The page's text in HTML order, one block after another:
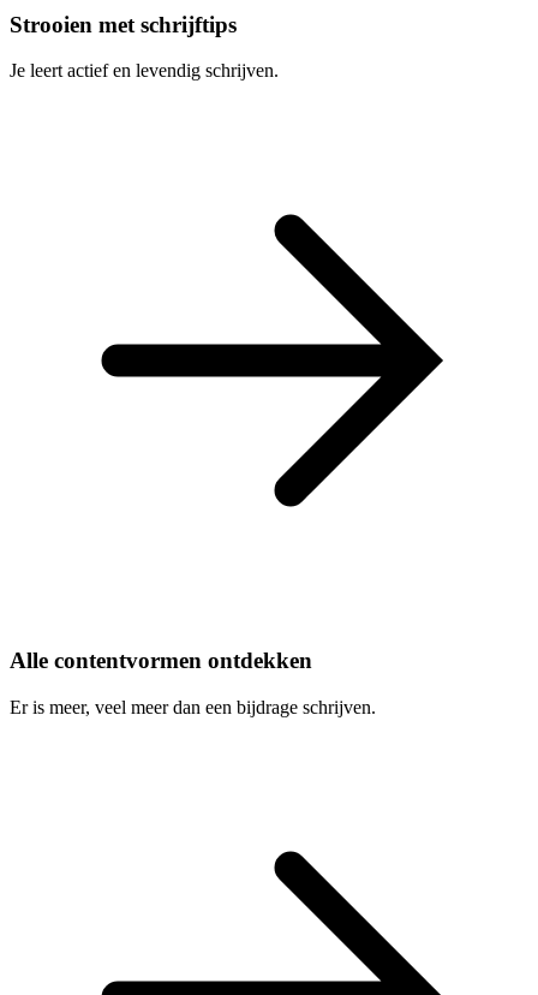
Strooien met schrijftips
Je leert actief en levendig schrijven.
Alle contentvormen ontdekken
Er is meer, veel meer dan een bijdrage schrijven.